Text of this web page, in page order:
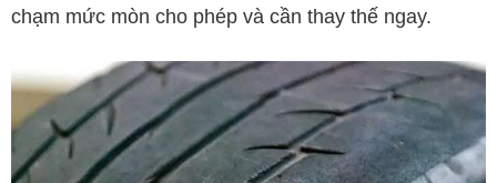
chạm mức mòn cho phép và cần thay thế ngay.